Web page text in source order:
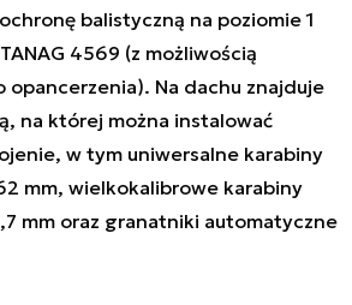
balistyczną na poziomie 1
4569 (z możliwością
opancerzenia). Na dachu znajduje
na której można instalować
w tym uniwersalne karabiny
mm, wielkokalibrowe karabiny
mm oraz granatniki automatyczne